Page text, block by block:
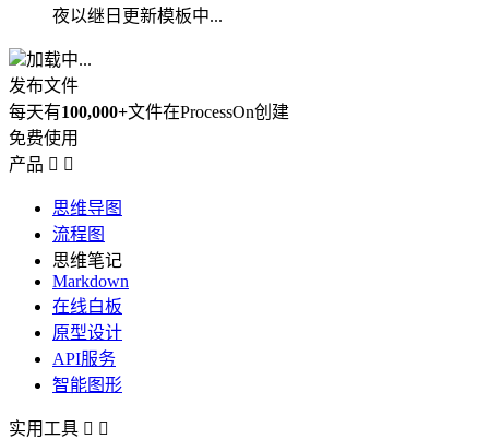
夜以继日更新模板中...
加载中...
发布文件
每天有100,000+文件在ProcessOn创建
免费使用
产品  
思维导图
流程图
思维笔记
Markdown
在线白板
原型设计
API服务
智能图形
实用工具  